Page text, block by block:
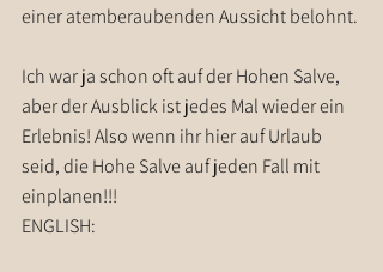
einer atemberaubenden Aussicht belohnt.
Ich war ja schon oft auf der Hohen Salve,
aber der Ausblick ist jedes Mal wieder ein
Erlebnis! Also wenn ihr hier auf Urlaub
seid, die Hohe Salve auf jeden Fall mit
einplanen!!!
ENGLISH: